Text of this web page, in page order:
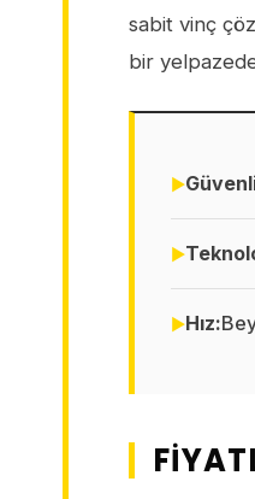
sabit vinç
bir
Hız: